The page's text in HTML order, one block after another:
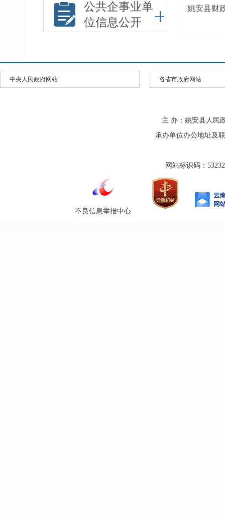
公共企事业单
位信息公开
姚安县财
中央人民政府网站 各省市政府网站
主 办：姚安县人民
承办单位办公地址及
网站标识码：
不良信息举报中心